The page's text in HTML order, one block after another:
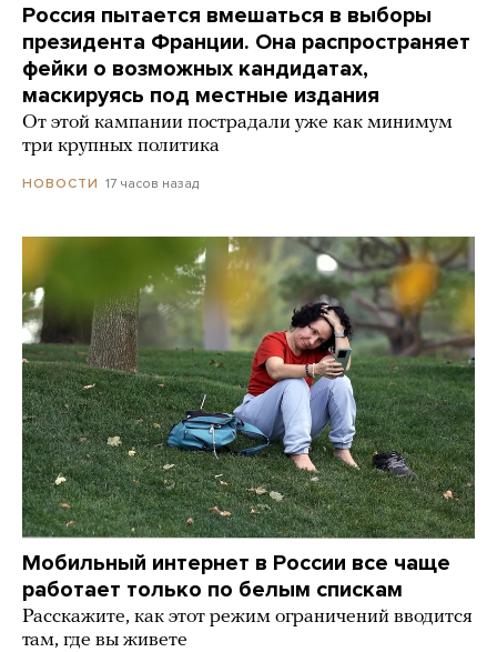
Россия пытается вмешаться в выборы
президента Франции. Она распространяет
фейки о возможных кандидатах,
маскируясь под местные издания
От этой кампании пострадали уже как минимум
три крупных политика
НОВОСТИ 17 часов назад
Мобильный интернет в России все чаще
работает только по белым спискам
Расскажите, как этот режим ограничений вводится
там, где вы живете